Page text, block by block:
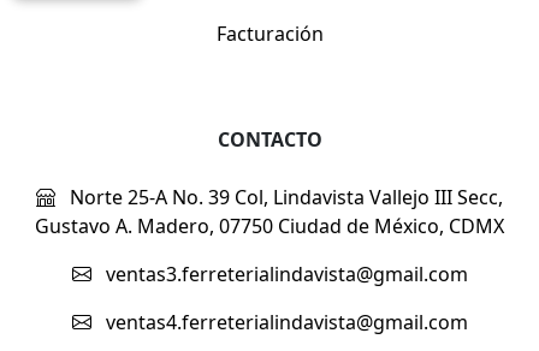
Facturación
CONTACTO
Norte 25-A No. 39 Col, Lindavista Vallejo III Secc,
Gustavo A. Madero, 07750 Ciudad de México, CDMX
ventas3.ferreterialindavista@gmail.com
ventas4.ferreterialindavista@gmail.com